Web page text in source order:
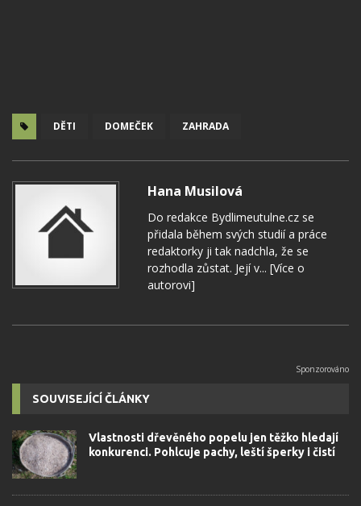
DĚTI DOMEČEK ZAHRADA
Hana Musilová
Do redakce Bydlimeutulne.cz se
přidala během svých studií a práce
redaktorky ji tak nadchla, že se
rozhodla zůstat. Její v... [Více o
autorovi]
SOUVISEJÍCÍ ČLÁNKY
Vlastnosti dřevěného popelu jen těžko hledají
konkurenci. Pohlcuje pachy, leští šperky i čistí